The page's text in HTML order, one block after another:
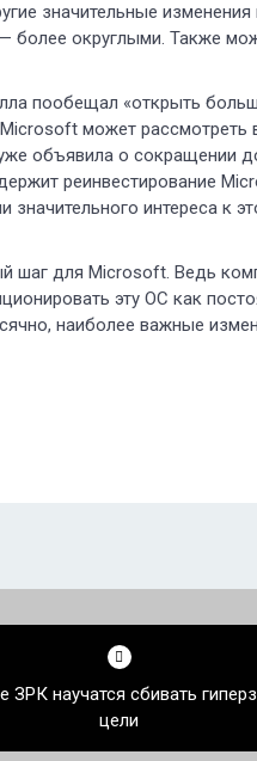
значительные изменения
более округлыми. Также
пообещал «открыть
может рассмотреть
объявила о сокращении
реинвестирование
интереса к
шаг для Microsoft. Ведь
эту ОС как
наиболее важные
ЗРК научатся сбивать
цели